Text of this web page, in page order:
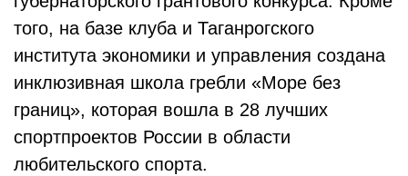
того, на базе клуба и Таганрогского
института экономики и управления создана
инклюзивная школа гребли «Море без
границ», которая вошла в 28 лучших
спортпроектов России в области
любительского спорта.